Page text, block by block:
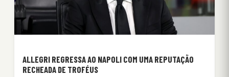
ALLEGRI REGRESSA AO NAPOLI COM UMA REPUTAÇÃO
RECHEADA DE TROFÉUS